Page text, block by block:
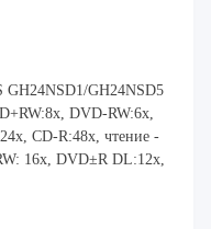
GH24NSD5
DVD-RW:6x,
CD-R:48x, чтение -
16x, DVD±R DL:12x,
CD-R:48x, CD-RO